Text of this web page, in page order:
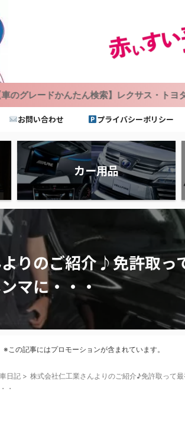
ん検索】レクサス・トヨタ・ホンダ・ニ
お問い合わせ プライバシーポリシー
カー用品
りのご紹介♪免許取
マに・・・
※この記事にはプロモーションが含まれています。
日記 > 株式会社仁工業さんよりのご紹介♪免許取って
・